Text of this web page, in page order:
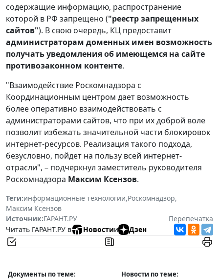
содержащие информацию, распространение
которой в РФ запрещено ("реестр запрещенных
сайтов"). В свою очередь, КЦ предоставит
администраторам доменных имен возможность
получать уведомления об имеющемся на сайте
противозаконном контенте.
"Взаимодействие Роскомнадзора с
Координационным центром дает возможность
более оперативно взаимодействовать с
администраторами сайтов, что при их доброй воле
позволит избежать значительной части блокировок
интернет-ресурсов. Реализация такого подхода,
безусловно, пойдет на пользу всей интернет-
отрасли", – подчеркнул заместитель руководителя
Роскомнадзора Максим Ксензов.
Теги:информационные технологии,Роскомнадзор,
Максим Ксензов
Источник:ГАРАНТ.РУ
Перепечатка
Читать ГАРАНТ.РУ в
Новостии Дзен
Документы по теме: Новости по теме: